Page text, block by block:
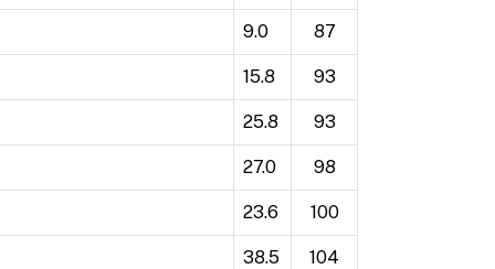
9.0 87
15.8 93
25.8 93
27.0 98
23.6 100
38.5 104